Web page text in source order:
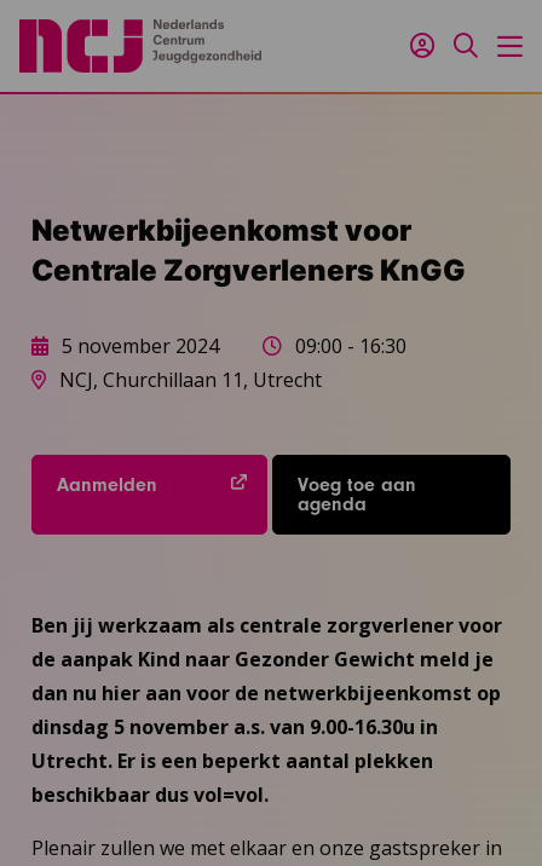
Inloggen
Zoeken
Netwerkbijeenkomst voor
Centrale Zorgverleners KnGG
5 november 2024
09:00 - 16:30
NCJ, Churchillaan 11, Utrecht
Aanmelden
Voeg toe aan
agenda
Ben jij werkzaam als centrale zorgverlener voor
de aanpak Kind naar Gezonder Gewicht meld je
dan nu hier aan voor de netwerkbijeenkomst op
dinsdag 5 november a.s. van 9.00-16.30u in
Utrecht. Er is een beperkt aantal plekken
beschikbaar dus vol=vol.
Plenair zullen we met elkaar en onze gastspreker in